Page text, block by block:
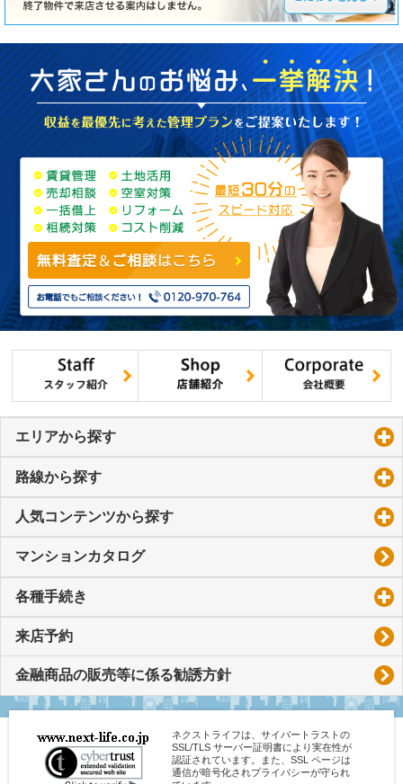
エリアから探す
路線から探す
人気コンテンツから探す
マンションカタログ
各種手続き
来店予約
金融商品の販売等に係る勧誘方針
ネクストライフは、サイバートラストの
SSL/TLS サーバー証明書により実在性が
認証されています。また、SSL ページは
通信が暗号化されプライバシーが守られ